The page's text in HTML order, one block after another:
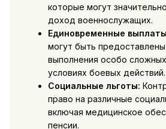
которые могут
доход военнослужащих.
Единовременные
могут быть предоставлены
выполнения особо
условиях боевых действий.
Социальные льготы:
право на различные
включая медицинское
пенсии.